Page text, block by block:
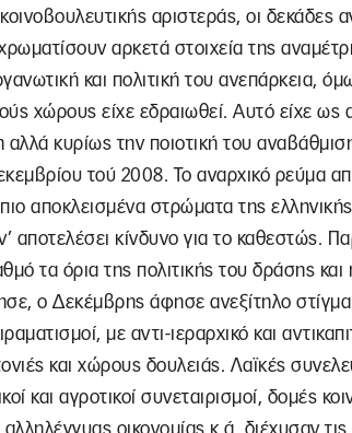
αριστεράς, οι δεκάδες
αρκετά στοιχεία της
και πολιτική του ανεπάρκεια,
χώρους είχε εδραιωθεί. Αυτό είχε ως
κυρίως την ποιοτική του
τού 2008. Το αναρχικό ρεύμα
αποκλεισμένα στρώματα της
αποτελέσει κίνδυνο για το καθεστώς.
τα όρια της πολιτικής του δράσης και
ο Δεκέμβρης άφησε ανεξίτηλο
με αντι-ιεραρχικό και
και χώρους δουλειάς. Λαϊκές
και αγροτικοί συνεταιρισμοί, δομές
οικονομίας κ.ά. διέχυσαν τις